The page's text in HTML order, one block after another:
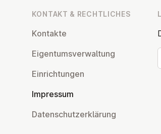
KONTAKT & RECHT­LICHES
Kontakte
Ei­gentums­ver­wal­tung
Ein­rich­tun­gen
Impressum
Datens­chutzerklärung